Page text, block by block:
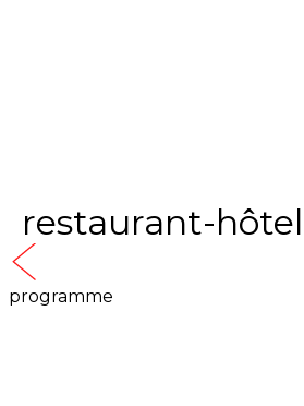
restaurant-hôtel
programme